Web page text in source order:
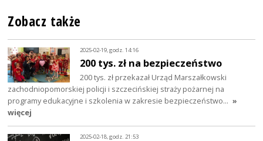
Zobacz także
2025-02-19, godz. 14:16
200 tys. zł na bezpieczeństwo
200 tys. zł przekazał Urząd Marszałkowski
zachodniopomorskiej policji i szczecińskiej straży pożarnej na
programy edukacyjne i szkolenia w zakresie bezpieczeństwo… »
więcej
2025-02-18, godz. 21:53